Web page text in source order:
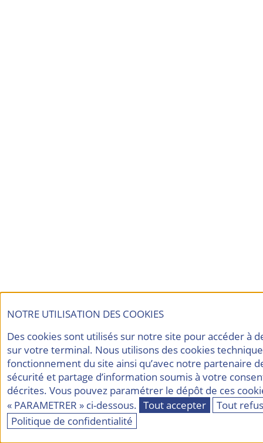
NOTRE UTILISATION DES COOKIES
Des cookies sont utilisés sur notre site pour accéder à
sur votre terminal. Nous utilisons des cookies
fonctionnement du site ainsi qu’avec notre partenaire
sécurité et partage d’information soumis à votre
décrites. Vous pouvez paramétrer le dépôt de ces
« PARAMETRER » ci-dessous. Tout accepter
Tout
Politique de confidentialité